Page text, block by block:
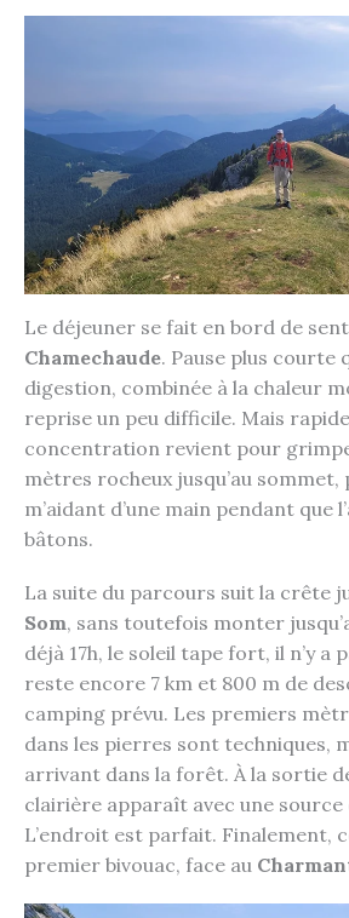
Le déjeuner se fait en bord de
Chamechaude. Pause plus courte
digestion, combinée à la chaleur
reprise un peu difficile. Mais
concentration revient pour
mètres rocheux jusqu’au sommet,
m’aidant d’une main pendant que
bâtons.
La suite du parcours suit la crête
Som, sans toutefois monter
déjà 17h, le soleil tape fort, il n’y a
reste encore 7 km et 800 m de
camping prévu. Les premiers
dans les pierres sont techniques,
arrivant dans la forêt. À la sortie
clairière apparaît avec une source
L’endroit est parfait. Finalement,
premier bivouac, face au